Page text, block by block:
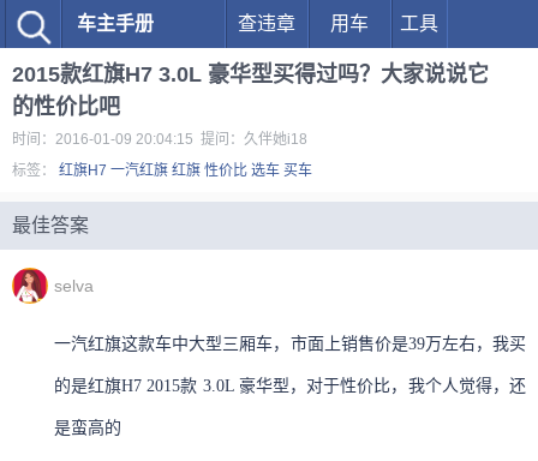
车主手册 查违章 用车 工具
2015款红旗H7 3.0L 豪华型买得过吗？大家说说它
的性价比吧
时间：2016-01-09 20:04:15 提问：久伴她i18
标签： 红旗H7 一汽红旗 红旗 性价比 选车 买车
最佳答案
selva
一汽红旗这款车中大型三厢车，市面上销售价是39万左右，我买
的是红旗H7 2015款 3.0L 豪华型，对于性价比，我个人觉得，还
是蛮高的